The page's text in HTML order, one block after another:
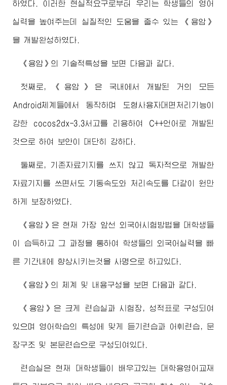
하였다. 이러한 현실적요구로부터 우리는 학생들의 영어
실력을 높여주는데 실질적인 도움을 줄수 있는 《용암》
을 개발완성하였다.
《용암》의 기술적특성을 보면 다음과 같다.
첫째로, 《용암》은 국내에서 개발된 거의 모든
Android체계들에서 동작하며 도형사용자대면처리기능이
강한 cocos2dx-3.3서고를 리용하여 C++언어로 개발된
것으로 하여 보안이 대단히 강하다.
둘째로, 기존자료기지를 쓰지 않고 독자적으로 개발한
자료기지를 쓰면서도 기동속도와 처리속도를 다같이 원만
하게 보장하였다.
《용암》은 현재 가장 앞선 외국어시험방법을 대학생들
이 습득하고 그 과정을 통하여 학생들의 외국어실력을 빠
른 기간내에 향상시키는것을 사명으로 하고있다.
《용암》의 체계 및 내용구성을 보면 다음과 같다.
《용암》은 크게 련습실과 시험장, 성적표로 구성되여
있으며 영어학습의 특성에 맞게 듣기련습과 어휘련습, 문
장구조 및 본문련습으로 구성되여있다.
련습실은 현재 대학생들이 배우고있는 대학용영어교재